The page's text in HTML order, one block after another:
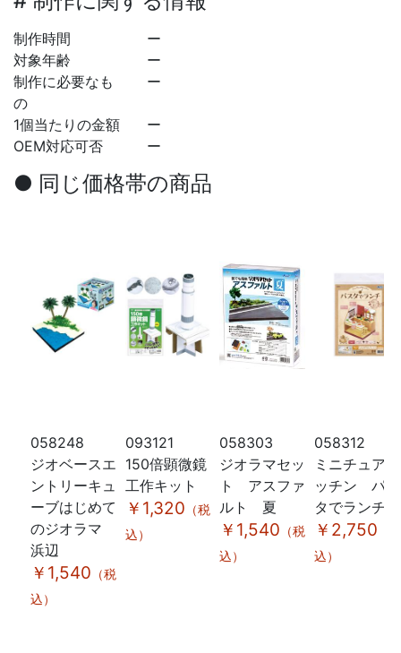
制作時間
ー
対象年齢
ー
制作に必要なも
の
ー
1個当たりの金額
ー
OEM対応可否
ー
● 同じ価格帯の商品
058248
ジオベースエ
ントリーキュ
ーブはじめて
のジオラマ
浜辺
￥1,540 （税
込）
093121
150倍顕微鏡
工作キット
￥1,320 （税
込）
058303
ジオラマセッ
ト アスファ
ルト 夏
￥1,540 （税
込）
058312
ミニチュアキ
ッチン パス
タでランチ
￥2,750
込）